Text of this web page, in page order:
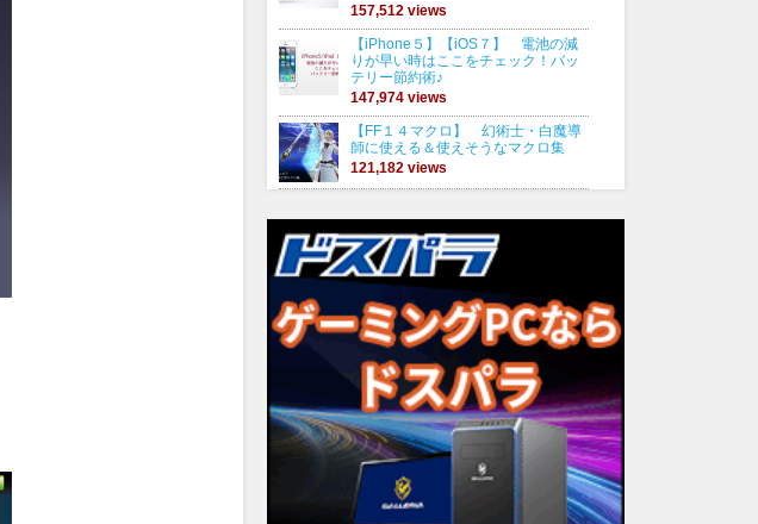
157,512 views
【iPhone５】【iOS７】 電池の減
りが早い時はここをチェック！バッ
テリー節約術♪
147,974 views
【FF１４マクロ】 幻術士・白魔導
師に使える＆使えそうなマクロ集
121,182 views